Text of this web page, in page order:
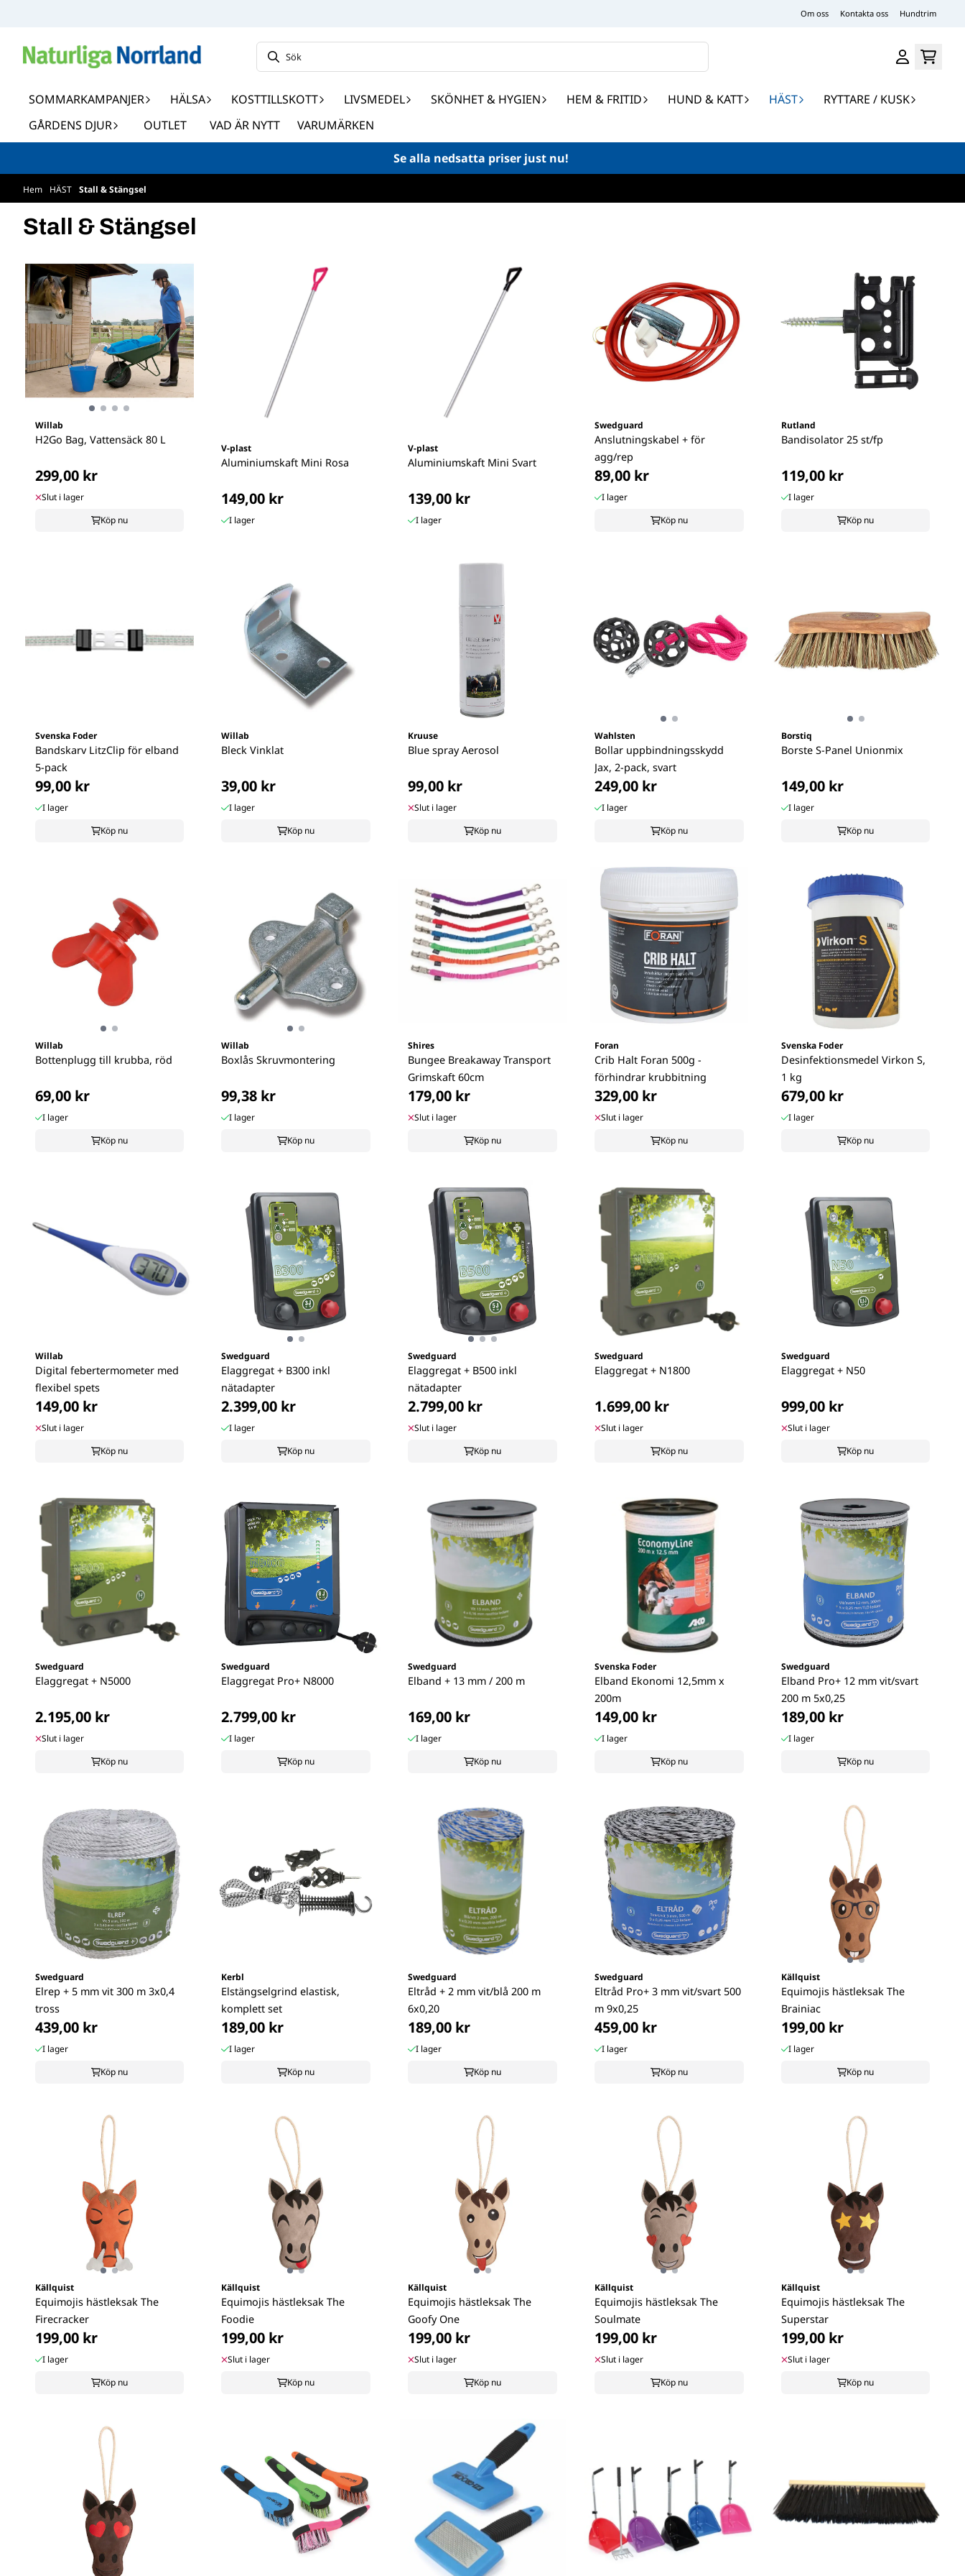
Om oss Kontakta oss Hundtrim
SOMMARKAMPANJER HÄLSA KOSTTILLSKOTT LIVSMEDEL SKÖNHET & HYGIEN HEM & FRITID HUND & KATT HÄST
RYTTARE / KUSK
GÅRDENS DJUR
OUTLET VAD ÄR NYTT VARUMÄRKEN
Se alla nedsatta priser just nu!
Hem HÄST Stall & Stängsel
Stall & Stängsel
Willab
H2Go Bag, Vattensäck 80 L
299,00 kr
Slut i lager
Köp nu
V-plast
Aluminiumskaft Mini Rosa
149,00 kr
I lager
V-plast
Aluminiumskaft Mini Svart
139,00 kr
I lager
Swedguard
Anslutningskabel + för
agg/rep
89,00 kr
I lager
Köp nu
Rutland
Bandisolator 25 st/fp
119,00 kr
I lager
Köp nu
Svenska Foder
Bandskarv LitzClip för elband
5-pack
99,00 kr
I lager
Köp nu
Willab
Bleck Vinklat
39,00 kr
I lager
Köp nu
Kruuse
Blue spray Aerosol
99,00 kr
Slut i lager
Köp nu
Wahlsten
Bollar uppbindningsskydd
Jax, 2-pack, svart
249,00 kr
I lager
Köp nu
Borstiq
Borste S-Panel Unionmix
149,00 kr
I lager
Köp nu
Willab
Bottenplugg till krubba, röd
69,00 kr
I lager
Köp nu
Willab
Boxlås Skruvmontering
99,38 kr
I lager
Köp nu
Shires
Bungee Breakaway Transport
Grimskaft 60cm
179,00 kr
Slut i lager
Köp nu
Foran
Crib Halt Foran 500g -
förhindrar krubbitning
329,00 kr
Slut i lager
Köp nu
Svenska Foder
Desinfektionsmedel Virkon S,
1 kg
679,00 kr
I lager
Köp nu
Willab
Digital febertermometer med
flexibel spets
149,00 kr
Slut i lager
Köp nu
Swedguard
Elaggregat + B300 inkl
nätadapter
2.399,00 kr
I lager
Köp nu
Swedguard
Elaggregat + B500 inkl
nätadapter
2.799,00 kr
Slut i lager
Köp nu
Swedguard
Elaggregat + N1800
1.699,00 kr
Slut i lager
Köp nu
Swedguard
Elaggregat + N50
999,00 kr
Slut i lager
Köp nu
Swedguard
Elaggregat + N5000
2.195,00 kr
Slut i lager
Köp nu
Swedguard
Elaggregat Pro+ N8000
2.799,00 kr
I lager
Köp nu
Swedguard
Elband + 13 mm / 200 m
169,00 kr
I lager
Köp nu
Svenska Foder
Elband Ekonomi 12,5mm x
200m
149,00 kr
I lager
Köp nu
Swedguard
Elband Pro+ 12 mm vit/svart
200 m 5x0,25
189,00 kr
I lager
Köp nu
Swedguard
Elrep + 5 mm vit 300 m 3x0,4
tross
439,00 kr
I lager
Köp nu
Kerbl
Elstängselgrind elastisk,
komplett set
189,00 kr
I lager
Köp nu
Swedguard
Eltråd + 2 mm vit/blå 200 m
6x0,20
189,00 kr
I lager
Köp nu
Swedguard
Eltråd Pro+ 3 mm vit/svart 500
m 9x0,25
459,00 kr
I lager
Köp nu
Källquist
Equimojis hästleksak The
Brainiac
199,00 kr
I lager
Köp nu
Källquist
Equimojis hästleksak The
Firecracker
199,00 kr
I lager
Köp nu
Källquist
Equimojis hästleksak The
Foodie
199,00 kr
Slut i lager
Köp nu
Källquist
Equimojis hästleksak The
Goofy One
199,00 kr
Slut i lager
Köp nu
Källquist
Equimojis hästleksak The
Soulmate
199,00 kr
Slut i lager
Köp nu
Källquist
Equimojis hästleksak The
Superstar
199,00 kr
Slut i lager
Köp nu